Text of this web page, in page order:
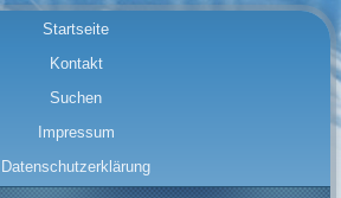
Startseite
Kontakt
Suchen
Impressum
Datenschutzerklärung